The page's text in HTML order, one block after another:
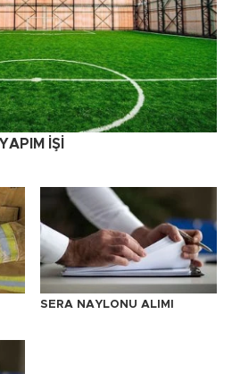
İŞİ
SERA NAYLONU ALIMI